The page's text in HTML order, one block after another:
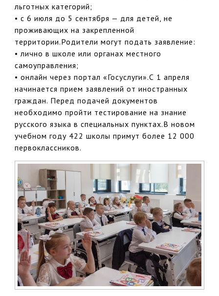
льготных категорий;
• с 6 июля до 5 сентября — для детей, не
проживающих на закрепленной
территории.Родители могут подать заявление:
• лично в школе или органах местного
самоуправления;
• онлайн через портал «Госуслуги».С 1 апреля
начинается прием заявлений от иностранных
граждан. Перед подачей документов
необходимо пройти тестирование на знание
русского языка в специальных пунктах.В новом
учебном году 422 школы примут более 12 000
первоклассников.